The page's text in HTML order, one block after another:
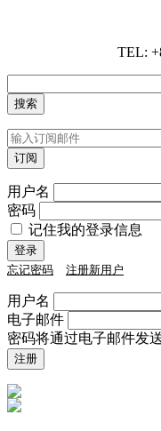
TEL:
用户名
密码
记住我的登录信息
忘记密码 注册新用户
用户名
电子邮件
密码将通过电子邮件发